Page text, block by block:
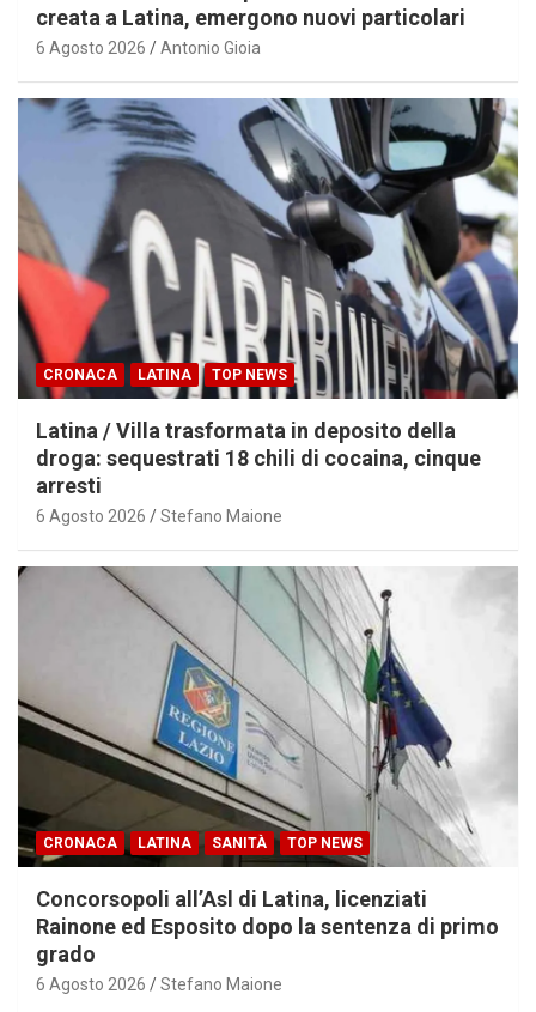
creata a Latina, emergono nuovi particolari
6 Agosto 2026 Antonio Gioia
CRONACA LATINA TOP NEWS
Latina / Villa trasformata in deposito della
droga: sequestrati 18 chili di cocaina, cinque
arresti
6 Agosto 2026 Stefano Maione
CRONACA LATINA SANITÀ TOP NEWS
Concorsopoli all’Asl di Latina, licenziati
Rainone ed Esposito dopo la sentenza di primo
grado
6 Agosto 2026 Stefano Maione